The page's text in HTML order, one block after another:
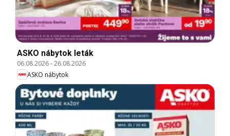
ASKO nábytok leták
06.08.2026-26.08.2026
ASKO nábytok